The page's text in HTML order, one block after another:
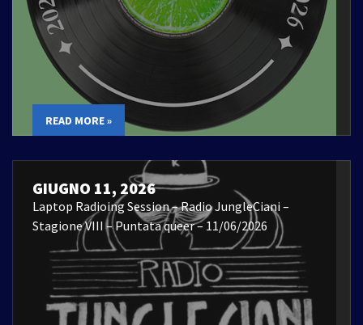
READ MORE »
GIUGNO 11, 2026
Laptop Radioing Session – Radio JungleCiani –
Stagione VIII – Puntata queer – 11/06/2026